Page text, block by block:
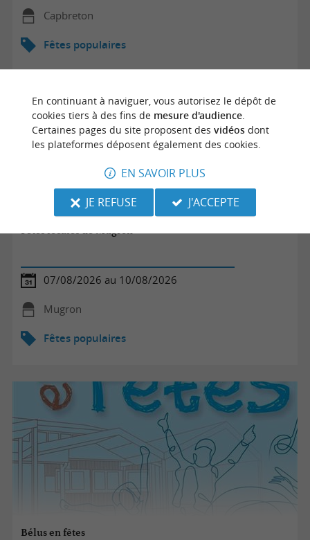
Capbreton
Fêtes populaires
Fêtes locales de Mugron
07/08/2026 au 10/08/2026
Mugron
Fêtes populaires
Bélus en fêtes
En continuant à naviguer, vous autorisez le dépôt de
cookies tiers à des fins de mesure d'audience.
Certaines pages du site proposent des vidéosdont
les plateformes déposent également des cookies.
EN SAVOIR PLUS
JE REFUSE
J'ACCEPTE